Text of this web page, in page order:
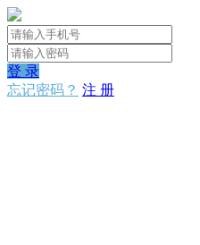
登 录
忘记密码？ 注 册